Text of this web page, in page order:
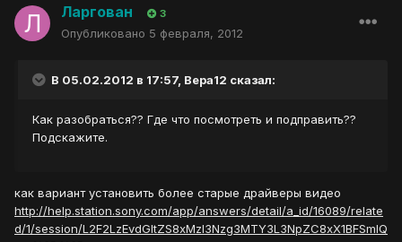
Ларгован 3
Опубликовано 5 февраля, 2012
В 05.02.2012 в 17:57, Вера12 сказал:
Как разобраться?? Где что посмотреть и подправить??
Подскажите.
как вариант установить более старые драйверы видео
http://help.station.sony.com/app/answers/detail/a_id/16089/relate
d/1/session/L2F2LzEvdGltZS8xMzI3Nzg3MTY3L3NpZC8xX1BFSmlQ